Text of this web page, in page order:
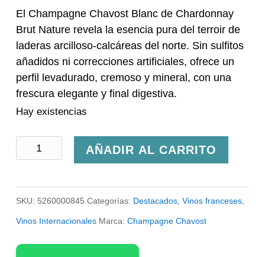
El Champagne Chavost Blanc de Chardonnay
Brut Nature revela la esencia pura del terroir de
laderas arcilloso-calcáreas del norte. Sin sulfitos
añadidos ni correcciones artificiales, ofrece un
perfil levadurado, cremoso y mineral, con una
frescura elegante y final digestiva.
Hay existencias
Champagne
Blanc
de
Chardonnay
(Blanc
AÑADIR AL CARRITO
SKU: 5260000845 Categorías: Destacados,Vinos franceses,
Vinos Internacionales Marca:Champagne Chavost